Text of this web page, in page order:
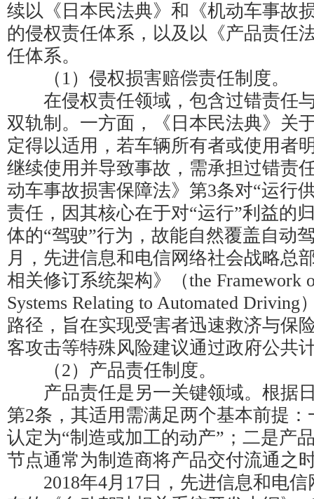
续以《日本民法典》和《机动车事故
的侵权责任体系，以及以《产品责任
任体系。
（1）侵权损害赔偿责任制度。
在侵权责任领域，包含过错责任
双轨制。一方面，《日本民法典》关
定得以适用，若车辆所有者或使用者
继续使用并导致事故，需承担过错责
动车事故损害保障法》第3条对“运行
责任，因其核心在于对“运行”利益的
体的“驾驶”行为，故能自然覆盖自动
月，先进信息和电信网络社会战略总
相关修订系统架构》（the Framework
Systems Relating to Automated
路径，旨在实现受害者迅速救济与保
客攻击等特殊风险建议通过政府公共
（2）产品责任制度。
产品责任是另一关键领域。根据
第2条，其适用需满足两个基本前提
认定为“制造或加工的动产”；二是产
节点通常为制造商将产品交付流通之
2018年4月17日，先进信息和电信